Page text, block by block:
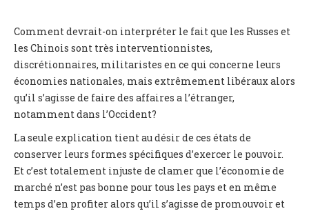
Comment devrait-on interpréter le fait que les Russes et
les Chinois sont très interventionnistes,
discrétionnaires, militaristes en ce qui concerne leurs
économies nationales, mais extrêmement libéraux alors
qu’il s’agisse de faire des affaires a l’étranger,
notamment dans l’Occident?
La seule explication tient au désir de ces états de
conserver leurs formes spécifiques d’exercer le pouvoir.
Et c’est totalement injuste de clamer que l’économie de
marché n’est pas bonne pour tous les pays et en même
temps d’en profiter alors qu’il s’agisse de promouvoir et